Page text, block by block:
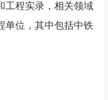
工程实录，相关领域
单位，其中包括中铁